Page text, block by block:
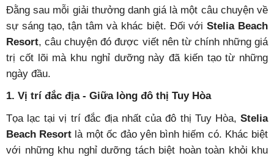
Đằng sau mỗi giải thưởng danh giá là một câu chuyện về
sự sáng tạo, tận tâm và khác biệt. Đối vớiStelia Beach
Resort, câu chuyện đó được viết nên từ chính những giá
trị cốt lõi mà khu nghỉ dưỡng này đã kiến tạo từ những
ngày đầu.
1. Vị trí đắc địa - Giữa lòng đô thị Tuy Hòa
Tọa lạc tại vị trí đắc địa nhất của đô thị Tuy Hòa, Stelia
Beach Resort là một ốc đảo yên bình hiếm có. Khác biệt
với những khu nghỉ dưỡng tách biệt hoàn toàn khỏi khu